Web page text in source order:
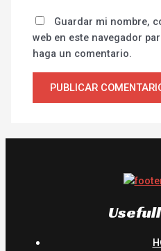
Guardar mi nombre,
web en este navegador
haga un comentario.